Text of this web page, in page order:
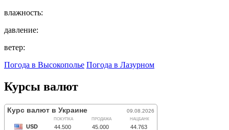
влажность:
давление:
ветер:
Погода в Высокополье Погода в Лазурном
Курсы валют